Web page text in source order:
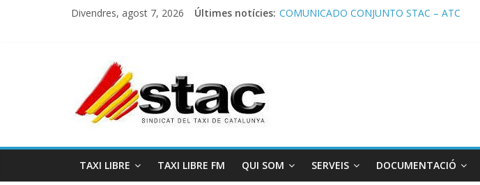
Divendres, agost 7, 2026 Últimes notícies: COMUNICADO CONJUNTO STAC – ATC
TAXI LIBRE TAXI LIBRE FM QUI SOM SERVEIS DOCUMENTACIÓ